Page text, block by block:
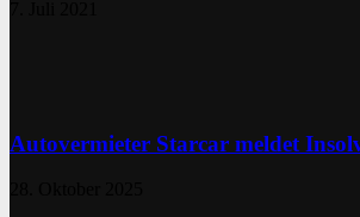
Autovermieter Starcar meldet